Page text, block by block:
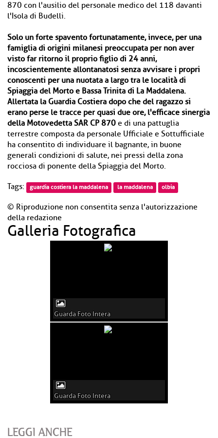
870 con l'ausilio del personale medico del 118 davanti
l'Isola di Budelli.
Solo un forte spavento fortunatamente, invece, per una
famiglia di origini milanesi preoccupata per non aver
visto far ritorno il proprio figlio di 24 anni,
incoscientemente allontanatosi senza avvisare i propri
conoscenti per una nuotata a largo tra le località di
Spiaggia del Morto e Bassa Trinita di La Maddalena.
Allertata la Guardia Costiera dopo che del ragazzo si
erano perse le tracce per quasi due ore, l'efficace sinergia
della Motovedetta SAR CP 870 e di una pattuglia
terrestre composta da personale Ufficiale e Sottufficiale
ha consentito di individuare il bagnante, in buone
generali condizioni di salute, nei pressi della zona
rocciosa di ponente della Spiaggia del Morto.
Tags: guardia costiera la maddalena la maddalena olbia
© Riproduzione non consentita senza l'autorizzazione
della redazione
Galleria Fotografica
Guarda Foto Intera
Guarda Foto Intera
LEGGI ANCHE